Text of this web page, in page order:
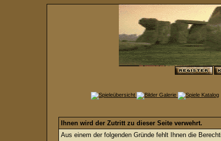
Ihnen wird der Zutritt zu dieser Seite verwehrt.
Aus einem der folgenden Gründe fehlt Ihnen die